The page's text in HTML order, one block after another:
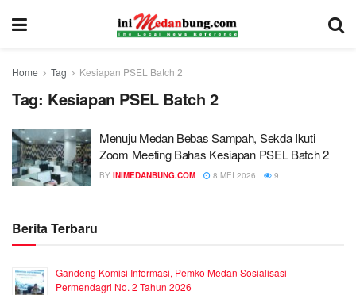
Home Tag Kesiapan PSEL Batch 2
Tag: Kesiapan PSEL Batch 2
Menuju Medan Bebas Sampah, Sekda Ikuti
Zoom Meeting Bahas Kesiapan PSEL Batch 2
BY INIMEDANBUNG.COM 8 MEI 2026 9
Berita Terbaru
Gandeng Komisi Informasi, Pemko Medan Sosialisasi
Permendagri No. 2 Tahun 2026